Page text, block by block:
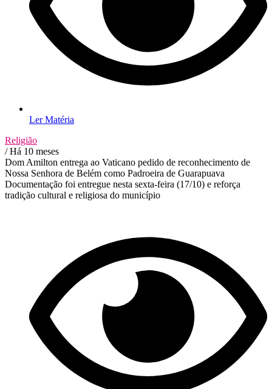
Ler Matéria
Religião
/ Há 10 meses
Dom Amilton entrega ao Vaticano pedido de reconhecimento de
Nossa Senhora de Belém como Padroeira de Guarapuava
Documentação foi entregue nesta sexta-feira (17/10) e reforça
tradição cultural e religiosa do município